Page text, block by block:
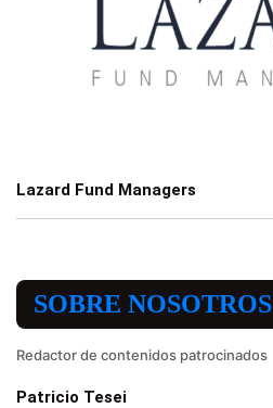
Lazard Fund Managers
SOBRE NOSOTROS
Redactor de contenidos patrocinados
Patricio Tesei